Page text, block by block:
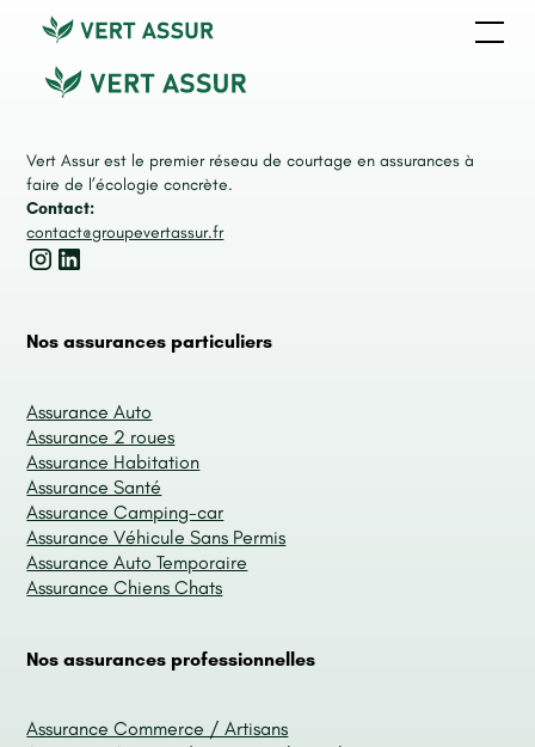
Vert Assur est le premier réseau de courtage en assurances à
faire de l’écologie concrète.
Contact:
contact@groupevertassur.fr
Nos assurances particuliers
Assurance Auto
Assurance 2 roues
Assurance Habitation
Assurance Santé
Assurance Camping-car
Assurance Véhicule Sans Permis
Assurance Auto Temporaire
Assurance Chiens Chats
Nos assurances professionnelles
Assurance Commerce / Artisans